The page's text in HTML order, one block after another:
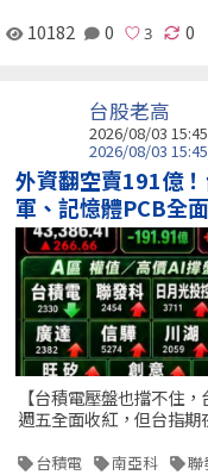
10182 0 0
台股老高
2026/08/03
2026/08/03
外資翻空賣191億
軍、記憶體PCB全
【台積電壓盤也擋不住
週五全面收紅，但台指期
台積電 南亞科 聯